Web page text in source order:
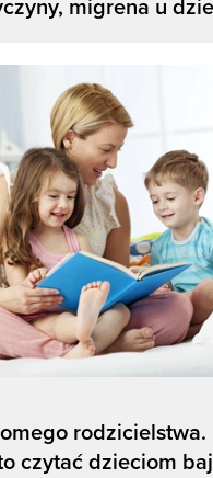
rodzicielstwa.
czytać dzieciom